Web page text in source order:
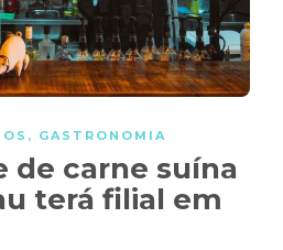
, GASTRONOMIA
de carne suína
terá filial em